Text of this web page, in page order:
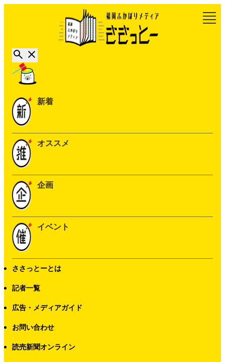
新着
オススメ
企画
イベント
ささっとーとは
記者一覧
広告・メディアガイド
お問い合わせ
読売新聞オンライン